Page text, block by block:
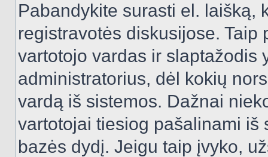
Pabandykite surasti el. laišką,
registravotės diskusijose.
vartotojo vardas ir slaptažodis
administratorius, dėl kokių
vardą iš sistemos. Dažnai
vartotojai tiesiog pašalinami iš
bazės dydį. Jeigu taip įvyko,